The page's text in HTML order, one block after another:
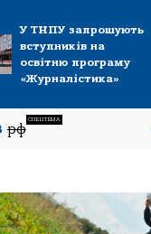
У ТНПУ запрошують
вступників на
освітню програму
«Журналістика»
рф
СПЕЦТЕМА